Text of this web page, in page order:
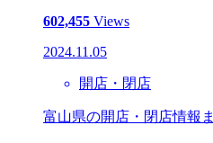
602,455 Views
2024.11.05
開店・閉店
富山県の開店・閉店情報